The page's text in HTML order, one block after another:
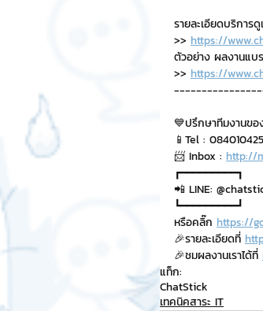
Sponsored
มาสคอต 3D
รายละเอียดบริการ
>> https://
ตัวอย่าง ผลงานแบ
>> https://
💙ปรึกษาทีมงานขอ
📱Tel :
📨 Inbox : http://
┏━━━━━━━━━┓
📲 LINE:
┗━━━━━━━━━┛
หรือคลิ๊ก https://
🎉รายละเอียดที่
🎉ชมผลงานเราได้ที่
แท็ก:
ChatStick
เทคนิคสาระ IT